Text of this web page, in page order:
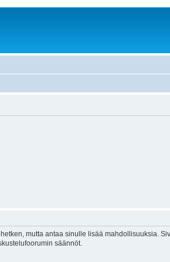
mutta antaa sinulle lisää mahdollisuuksia.
säännöt.